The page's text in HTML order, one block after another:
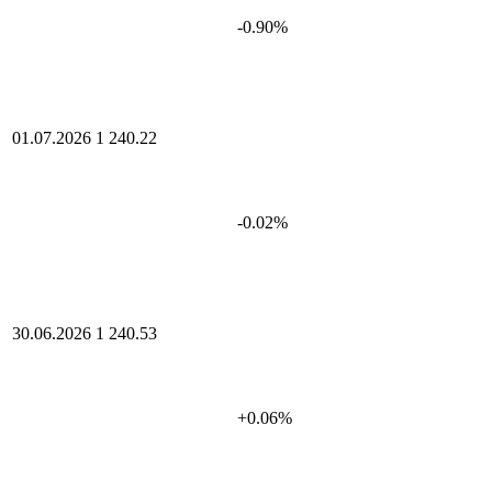
-0.90%
01.07.2026 1 240.22
-0.02%
30.06.2026 1 240.53
+0.06%